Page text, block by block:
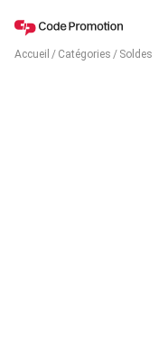
Accueil / Catégories / Soldes